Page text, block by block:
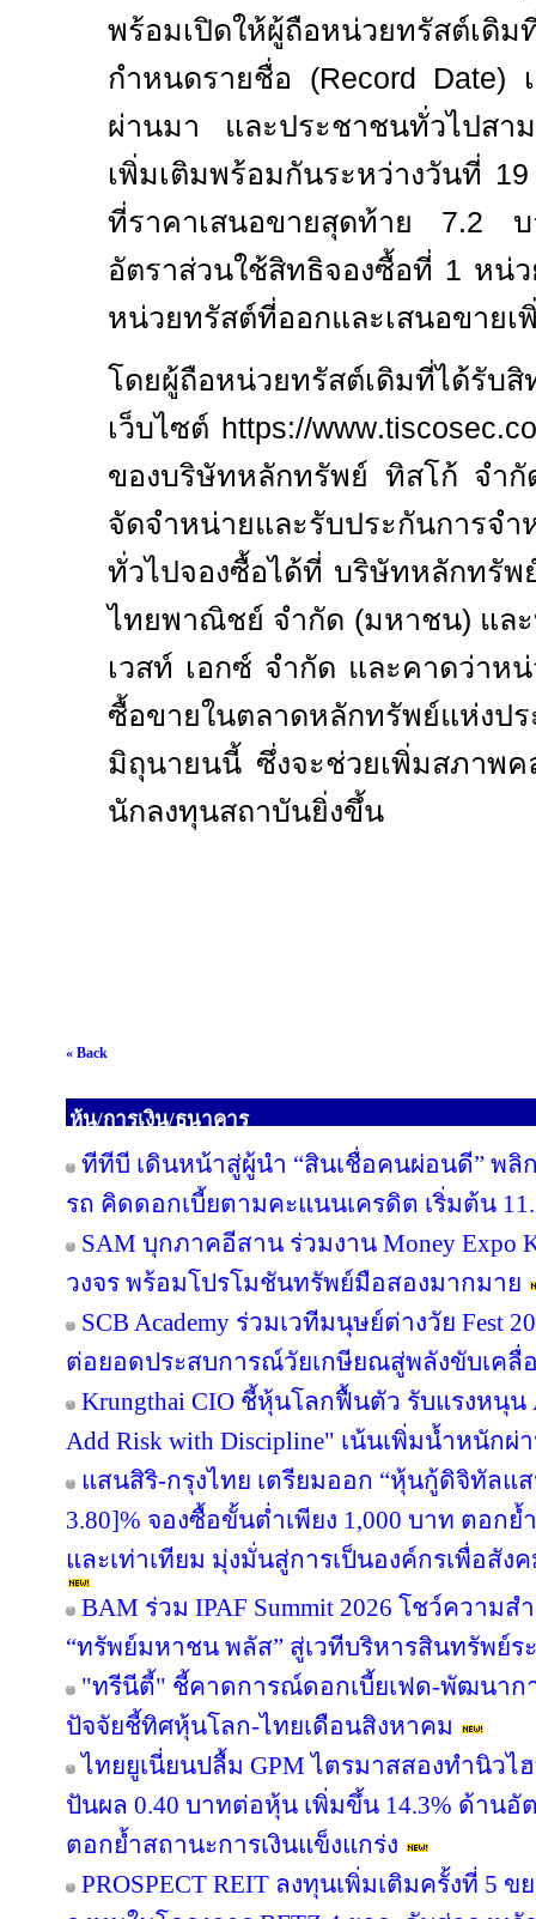
พร้อมเปิดให้ผู้ถือหน่วยทรัส
กำหนดรายชื่อ (Record Date)
ผ่านมา และประชาชนทั่วไปสา
เพิ่มเติมพร้อมกันระหว่างวันที่ 19
ที่ราคาเสนอขายสุดท้าย 7.2 บ
อัตราส่วนใช้สิทธิจองซื้อที่ 1 หน่
หน่วยทรัสต์ที่ออกและเสนอขายเ
โดยผู้ถือหน่วยทรัสต์เดิมที่ได้รับ
เว็บไซต์ https://www.tiscosec.
ของบริษัทหลักทรัพย์ ทิสโก้ จำกั
จัดจำหน่ายและรับประกันการ
ทั่วไปจองซื้อได้ที่ บริษัทหลักทรัพ
ไทยพาณิชย์ จำกัด (มหาชน) แล
เวสท์ เอกซ์ จำกัด และคาดว่าห
ซื้อขายในตลาดหลักทรัพย์แห่งปร
มิถุนายนนี้ ซึ่งจะช่วยเพิ่มสภาพค
นักลงทุนสถาบันยิ่งขึ้น
« Back
หุ้น/การเงิน/ธนาคาร
ทีทีบี เดินหน้าสู่ผู้นำ “สินเชื่อคนผ่อนดี” พลิ
รถ คิดดอกเบี้ยตามคะแนนเครดิต เริ่มต้น
SAM บุกภาคอีสาน ร่วมงาน Money Expo
วงจร พร้อมโปรโมชันทรัพย์มือสองมากมาย
SCB Academy ร่วมเวทีมนุษย์ต่างวัย Fest
ต่อยอดประสบการณ์วัยเกษียณสู่พลังขับเคลื่
Krungthai CIO ชี้หุ้นโลกฟื้นตัว รับแรงหนุน
Add Risk with Discipline" เน้นเพิ่มน้ำหนักผ่
แสนสิริ-กรุงไทย เตรียมออก “หุ้นกู้ดิจิทัลแ
3.80]% จองซื้อขั้นต่ำเพียง 1,000 บาท ตอก
และเท่าเทียม มุ่งมั่นสู่การเป็นองค์กรเพื่อสัง
BAM ร่วม IPAF Summit 2026 โชว์ความส
“ทรัพย์มหาชน พลัส” สู่เวทีบริหารสินทรัพย์ร
"ทรีนีตี้" ชี้คาดการณ์ดอกเบี้ยเฟด-พัฒนาก
ปัจจัยชี้ทิศหุ้นโลก-ไทยเดือนสิงหาคม
ไทยยูเนี่ยนปลื้ม GPM ไตรมาสสองทำนิวไ
ปันผล 0.40 บาทต่อหุ้น เพิ่มขึ้น 14.3% ด้านอั
ตอกย้ำสถานะการเงินแข็งแกร่ง
PROSPECT REIT ลงทุนเพิ่มเติมครั้งที่ 5